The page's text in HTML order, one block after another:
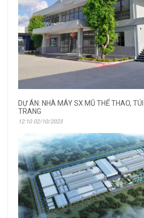
DỰ ÁN: NHÀ MÁY SX MŨ THỂ THAO,
TRANG
12:10 02/10/2023